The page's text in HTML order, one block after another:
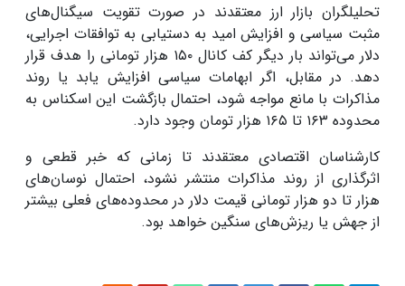
تحلیلگران بازار ارز معتقدند در صورت تقویت سیگنال‌های
مثبت سیاسی و افزایش امید به دستیابی به توافقات اجرایی،
دلار می‌تواند بار دیگر کف کانال ۱۵۰ هزار تومانی را هدف قرار
دهد. در مقابل، اگر ابهامات سیاسی افزایش یابد یا روند
مذاکرات با مانع مواجه شود، احتمال بازگشت این اسکناس به
محدوده ۱۶۳ تا ۱۶۵ هزار تومان وجود دارد.
کارشناسان اقتصادی معتقدند تا زمانی که خبر قطعی و
اثرگذاری از روند مذاکرات منتشر نشود، احتمال نوسان‌های
هزار تا دو هزار تومانی قیمت دلار در محدوده‌های فعلی بیشتر
از جهش یا ریزش‌های سنگین خواهد بود.